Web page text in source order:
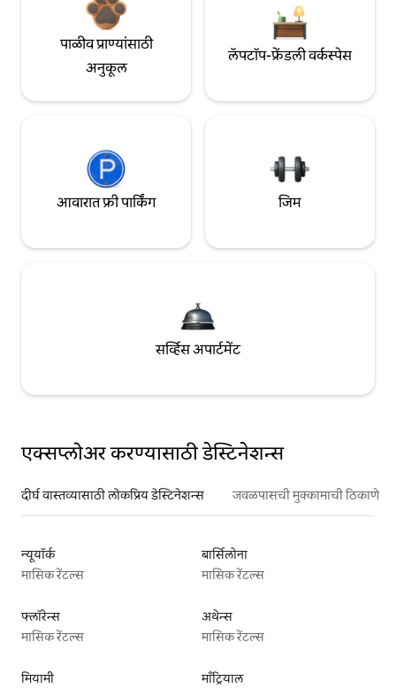
पाळीव प्राण्यांसाठी
अनुकूल
लॅपटॉप-फ्रेंडली वर्कस्पेस
आवारात फ्री पार्किंग जिम
सर्व्हिस अपार्टमेंट
एक्सप्लोअर करण्यासाठी डेस्टिनेशन्स
दीर्घ वास्तव्यासाठी लोकप्रिय डेस्टिनेशन्स जवळपासची मुक्कामाची ठिकाणे
न्यूयॉर्क
मासिक रेंटल्स
बार्सिलोना
मासिक रेंटल्स
फ्लॉरेन्स
मासिक रेंटल्स
अथेन्स
मासिक रेंटल्स
मियामी
माँट्रियाल